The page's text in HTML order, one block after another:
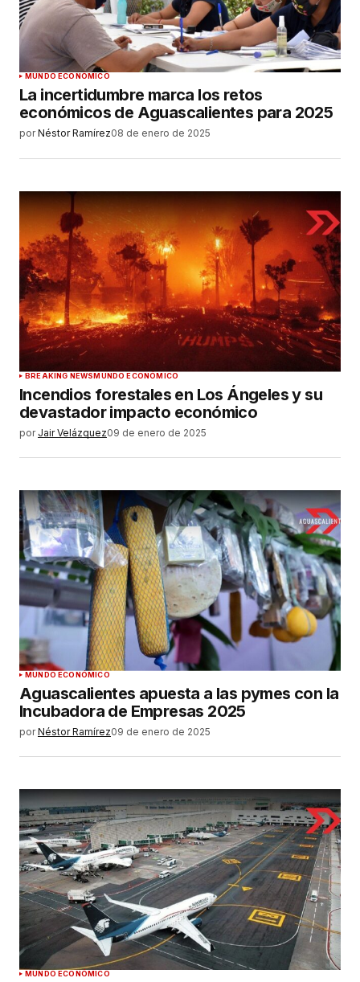
MUNDO ECONÓMICO
La incertidumbre marca los retos
económicos de Aguascalientes para 2025
por Néstor Ramírez08 de enero de 2025
BREAKING NEWSMUNDO ECONÓMICO
Incendios forestales en Los Ángeles y su
devastador impacto económico
por Jair Velázquez09 de enero de 2025
MUNDO ECONÓMICO
Aguascalientes apuesta a las pymes con la
Incubadora de Empresas 2025
por Néstor Ramírez09 de enero de 2025
MUNDO ECONÓMICO